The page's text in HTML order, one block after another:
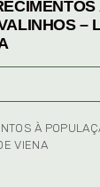
–
À
VIENA